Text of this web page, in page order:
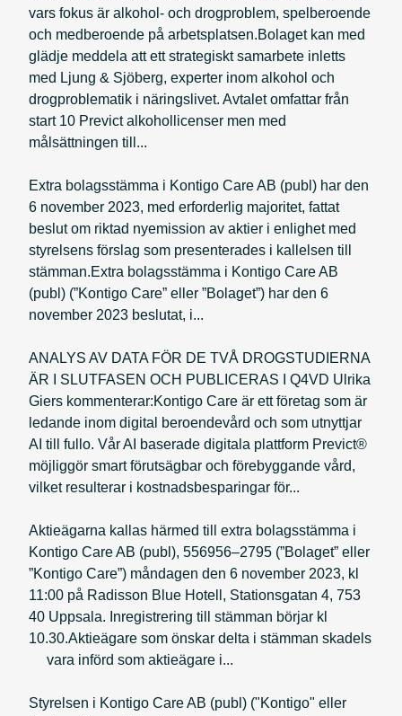
vars fokus är alkohol- och drogproblem, spelberoende
och medberoende på arbetsplatsen.Bolaget kan med
glädje meddela att ett strategiskt samarbete inletts
med Ljung & Sjöberg, experter inom alkohol och
drogproblematik i näringslivet. Avtalet omfattar från
start 10 Previct alkohollicenser men med
målsättningen till...
Extra bolagsstämma i Kontigo Care AB (publ) har den
6 november 2023, med erforderlig majoritet, fattat
beslut om riktad nyemission av aktier i enlighet med
styrelsens förslag som presenterades i kallelsen till
stämman.Extra bolagsstämma i Kontigo Care AB
(publ) (”Kontigo Care” eller ”Bolaget”) har den 6
november 2023 beslutat, i...
ANALYS AV DATA FÖR DE TVÅ DROGSTUDIERNA
ÄR I SLUTFASEN OCH PUBLICERAS I Q4VD Ulrika
Giers kommenterar:Kontigo Care är ett företag som är
ledande inom digital beroendevård och som utnyttjar
AI till fullo. Vår AI baserade digitala plattform Previct®
möjliggör smart förutsägbar och förebyggande vård,
vilket resulterar i kostnadsbesparingar för...
Aktieägarna kallas härmed till extra bolagsstämma i
Kontigo Care AB (publ), 556956–2795 (”Bolaget” eller
”Kontigo Care”) måndagen den 6 november 2023, kl
11:00 på Radisson Blue Hotell, Stationsgatan 4, 753
40 Uppsala. Inregistrering till stämman börjar kl
10.30.Aktieägare som önskar delta i stämman skadels
vara införd som aktieägare i...
Styrelsen i Kontigo Care AB (publ) ("Kontigo" eller